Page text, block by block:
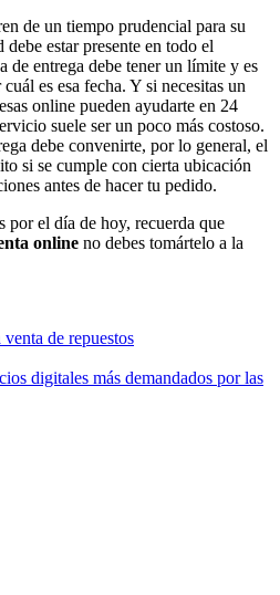
de un tiempo prudencial para su
estar presente en todo el
de entrega debe tener un límite y es
es esa fecha. Y si necesitas un
online pueden ayudarte en 24
suele ser un poco más costoso.
debe convenirte, por lo general, el
si se cumple con cierta ubicación
antes de hacer tu pedido.
por el día de hoy, recuerda que
online no debes tomártelo a la
de repuestos
digitales más demandados por las